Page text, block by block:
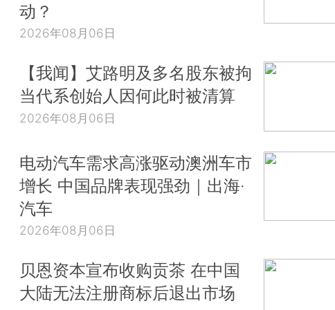
动？
2026年08月06日
【我闻】艾路明及多名股东被拘
当代系创始人因何此时被清算
2026年08月06日
电动汽车需求高涨驱动澳洲车市
增长 中国品牌表现强劲｜出海·
汽车
2026年08月06日
贝恩资本宣布收购贡茶 在中国
大陆无法注册商标后退出市场